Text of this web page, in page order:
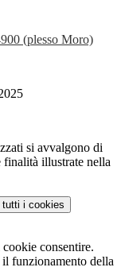
(plesso Moro)
si avvalgono di
finalità illustrate nella
i cookies
consentire.
funzionamento della